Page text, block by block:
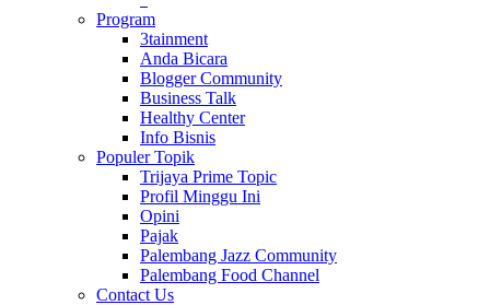
Program
3tainment
Anda Bicara
Blogger Community
Business Talk
Healthy Center
Info Bisnis
Populer Topik
Trijaya Prime Topic
Profil Minggu Ini
Opini
Pajak
Palembang Jazz Community
Palembang Food Channel
Contact Us